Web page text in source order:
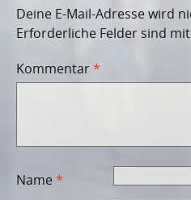
Deine E-Mail-Adresse wird
Erforderliche Felder sind mit
Kommentar*
Name*